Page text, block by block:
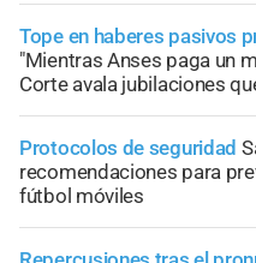
Tope en haberes pasivos
"Mientras Anses paga un
Corte avala jubilaciones
Protocolos de seguridad
recomendaciones para
fútbol móviles